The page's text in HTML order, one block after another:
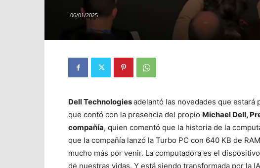
06/01/2025
Dell Technologiesadelantó las novedades que estará
que contó con la presencia del propio Michael Dell,
compañía, quien comentó que la historia de la
que la compañía lanzó la Turbo PC con 640 KB de
mucho más por venir. La computadora es el
de nuestras vidas. Y está siendo transformada por la